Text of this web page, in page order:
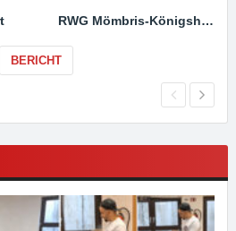
RWG Mömbris-Königshofen
BERICHT